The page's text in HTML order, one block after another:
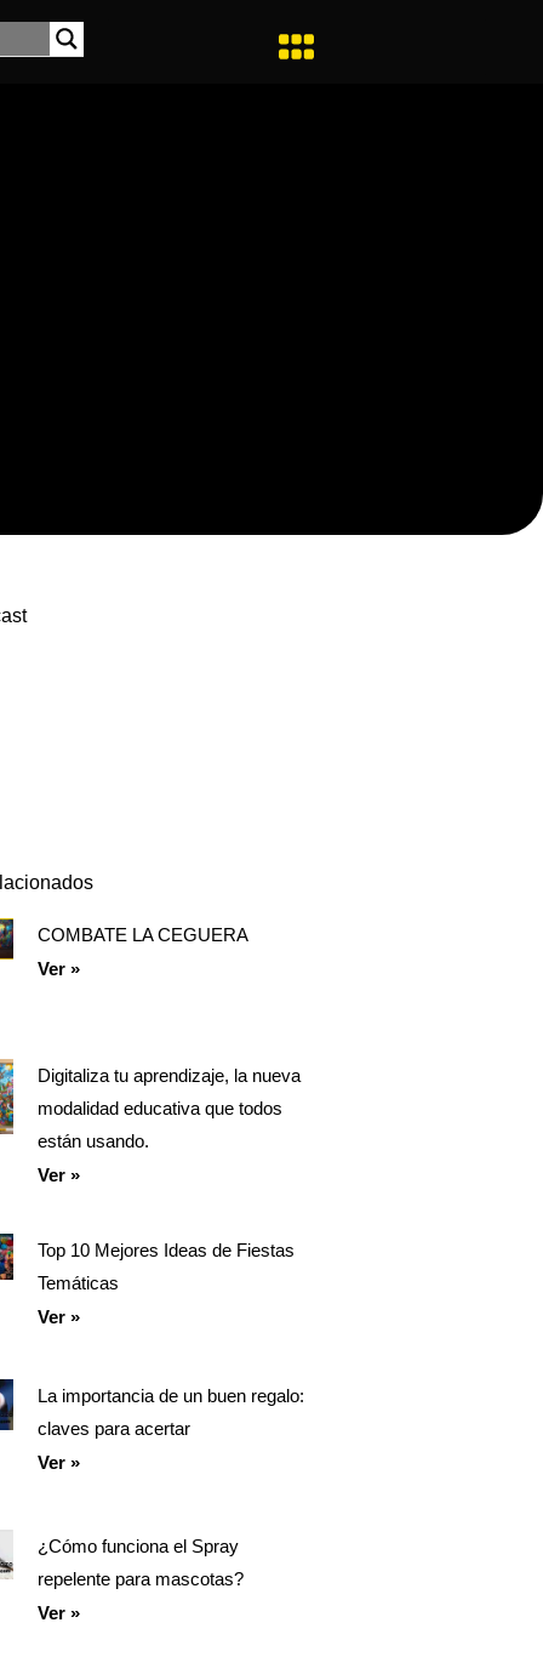
COMBATE LA CEGUERA
Ver »
Digitaliza tu aprendizaje, la nueva
modalidad educativa que todos
están usando.
Ver »
Top 10 Mejores Ideas de Fiestas
Temáticas
Ver »
La importancia de un buen regalo:
claves para acertar
Ver »
¿Cómo funciona el Spray
repelente para mascotas?
Ver »
Página
Página
Página